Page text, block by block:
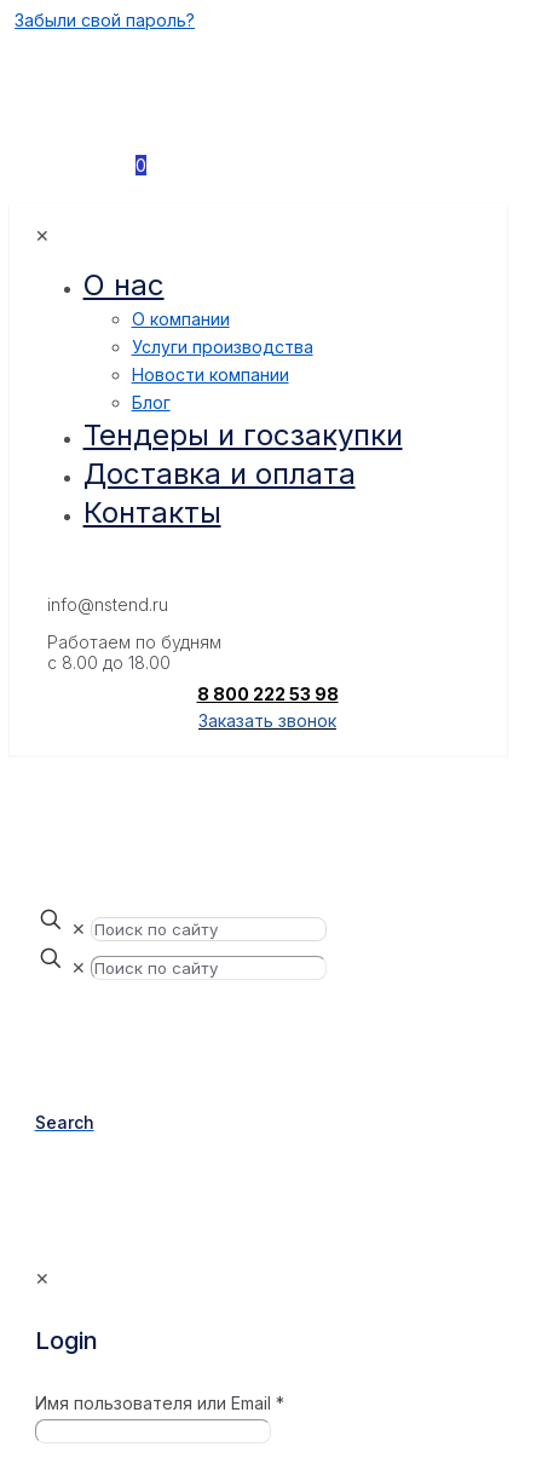
Забыли свой пароль?
0
✕
О нас
О компании
Услуги производства
Новости компании
Блог
Тендеры и госзакупки
Доставка и оплата
Контакты
info@nstend.ru
Работаем по будням
с 8.00 до 18.00
8 800 222 53 98
Заказать звонок
✕
✕
Search
✕
Login
Имя пользователя или Email *